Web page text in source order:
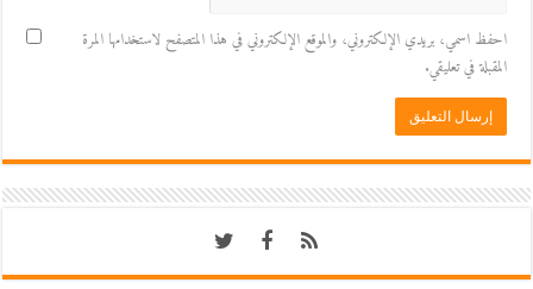
احفظ اسمي، بريدي الإلكتروني، والموقع الإلكتروني في هذا المتصفح لاستخدامها المرة
المقبلة في تعليقي.